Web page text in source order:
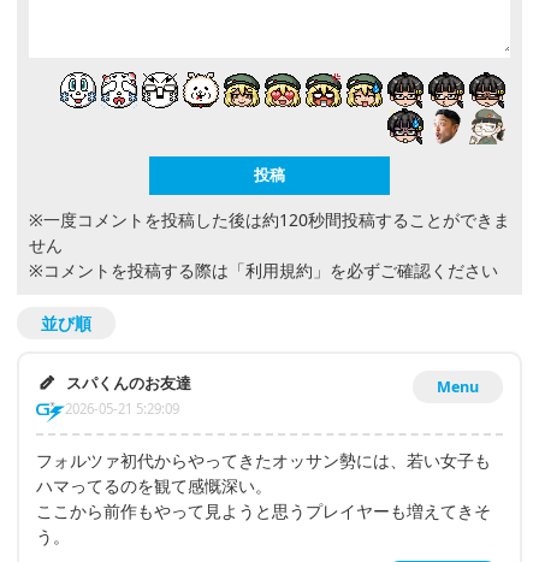
※一度コメントを投稿した後は約120秒間投稿することができま
せん
※コメントを投稿する際は 「利用規約」 を必ずご確認ください
並び順
Menu
スパくんのお友達
2026-05-21 5:29:09
フォルツァ初代からやってきたオッサン勢には、若い女子も
ハマってるのを観て感慨深い。
ここから前作もやって見ようと思うプレイヤーも増えてきそ
う。